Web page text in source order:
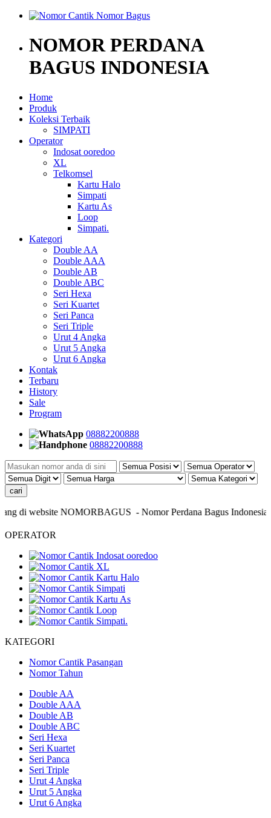
NOMOR PERDANA
BAGUS INDONESIA
Home
Produk
Koleksi Terbaik
SIMPATI
Operator
Indosat ooredoo
XL
Telkomsel
Kartu Halo
Simpati
Kartu As
Loop
Simpati.
Kategori
Double AA
Double AAA
Double AB
Double ABC
Seri Hexa
Seri Kuartet
Seri Panca
Seri Triple
Urut 4 Angka
Urut 5 Angka
Urut 6 Angka
Kontak
Terbaru
History
Sale
Program
08882200888
08882200888
di website NOMORBAGUS - Nomor Perdana BagusIndonesia-
OPERATOR
KATEGORI
Nomor Cantik Pasangan
Nomor Tahun
Double AA
Double AAA
Double AB
Double ABC
Seri Hexa
Seri Kuartet
Seri Panca
Seri Triple
Urut 4 Angka
Urut 5 Angka
Urut 6 Angka